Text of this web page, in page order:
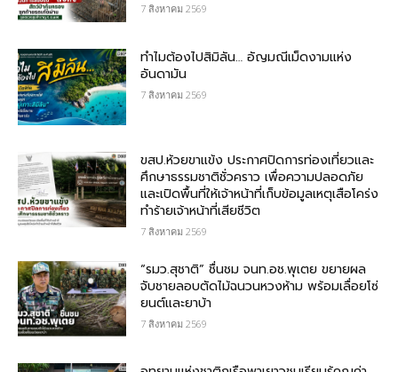
7 สิงหาคม 2569
ทำไมต้องไปสิมิลัน… อัญมณีเม็ดงามแห่ง
อันดามัน
7 สิงหาคม 2569
ขสป.ห้วยขาแข้ง ประกาศปิดการท่องเที่ยวและ
ศึกษาธรรมชาติชั่วคราว เพื่อความปลอดภัย
และเปิดพื้นที่ให้เจ้าหน้าที่เก็บข้อมูลเหตุเสือโคร่ง
ทำร้ายเจ้าหน้าที่เสียชีวิต
7 สิงหาคม 2569
“รมว.สุชาติ” ชื่นชม​ จนท.อช.พุเตย​ ขยายผล
จับชายลอบตัดไม้ฉนวนหวงห้าม พร้อมเลื่อยโซ่
ยนต์และยาบ้า
7 สิงหาคม 2569